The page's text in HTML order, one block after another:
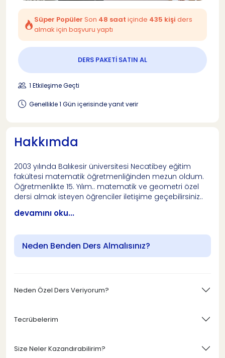
Süper Popüler Son 48 saat içinde 435 kişi ders
almak için başvuru yaptı
DERS PAKETİ SATIN AL
1 Etkileşime Geçti
Genellikle 1 Gün içerisinde yanıt verir
Hakkımda
2003 yılında Balıkesir üniversitesi Necatibey eğitim
fakültesi matematik öğretmenliğinden mezun oldum.
Öğretmenlikte 15. Yılım.. matematik ve geometri özel
dersi almak isteyen öğrenciler iletişime geçebilirsiniz..
devamını oku...
Neden Benden Ders Almalısınız?
Neden Özel Ders Veriyorum?
Tecrübelerim
Size Neler Kazandırabilirim?